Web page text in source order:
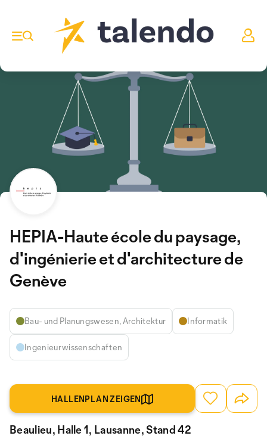
HEPIA-Haute école du paysage,
d'ingénierie et d'architecture de
Genève
Bau- und Planungswesen, Architektur Informatik
Ingenieurwissenschaften
HALLENPLAN ZEIGEN
Beaulieu, Halle 1, Lausanne, Stand 42